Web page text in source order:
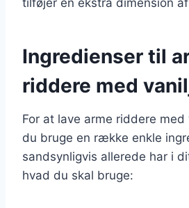
Ingredienser til
riddere med
For at lave arme riddere med
du bruge en række enkle
sandsynligvis allerede har i
hvad du skal bruge: